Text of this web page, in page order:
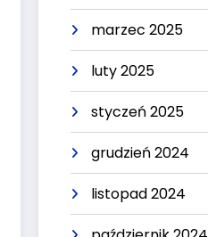
marzec 2025
luty 2025
styczeń 2025
grudzień 2024
listopad 2024